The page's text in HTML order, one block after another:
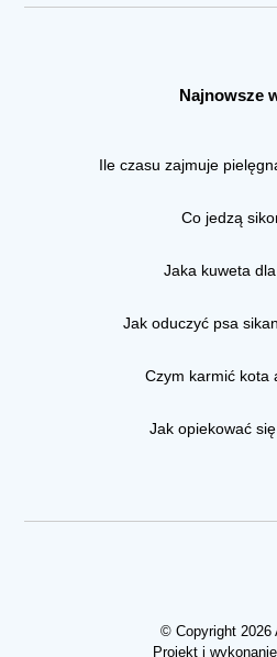
Najnowsze
Ile czasu zajmuje
Co jedzą
Jaka kuweta
Jak oduczyć psa
Czym karmić kota
Jak opiekować
© Copyright 2026
Projekt i